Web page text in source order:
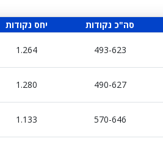
יחס נקודות סה"כ נקודות
1.264 493-623
1.280 490-627
1.133 570-646